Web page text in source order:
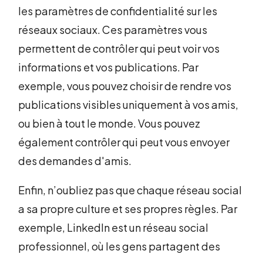
les paramètres de confidentialité sur les
réseaux sociaux. Ces paramètres vous
permettent de contrôler qui peut voir vos
informations et vos publications. Par
exemple, vous pouvez choisir de rendre vos
publications visibles uniquement à vos amis,
ou bien à tout le monde. Vous pouvez
également contrôler qui peut vous envoyer
des demandes d'amis.
Enfin, n’oubliez pas que chaque réseau social
a sa propre culture et ses propres règles. Par
exemple, LinkedIn est un réseau social
professionnel, où les gens partagent des